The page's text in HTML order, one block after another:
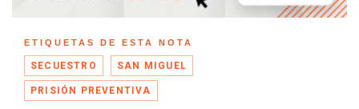
ETIQUETAS DE ESTA NOTA
SECUESTRO SAN MIGUEL
PRISIÓN PREVENTIVA